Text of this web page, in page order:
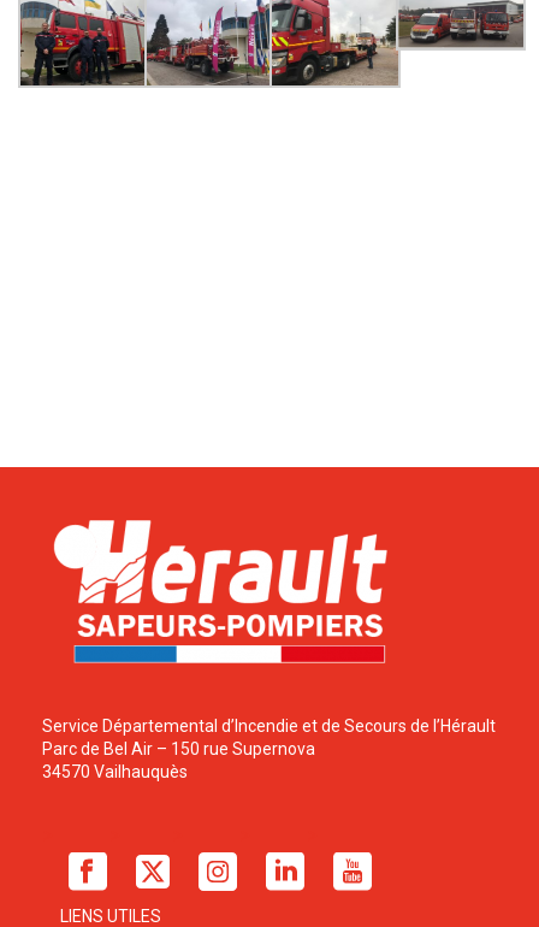
Service Départemental d’Incendie et de Secours de l’Hérault
Parc de Bel Air – 150 rue Supernova
34570 Vailhauquès
LIENS UTILES